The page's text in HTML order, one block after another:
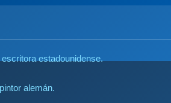
estadounidense.
alemán.